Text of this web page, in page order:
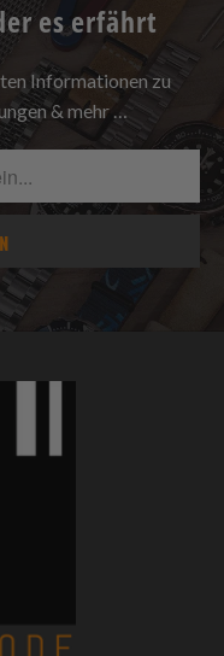
es erfährt
Informationen zu
& mehr …